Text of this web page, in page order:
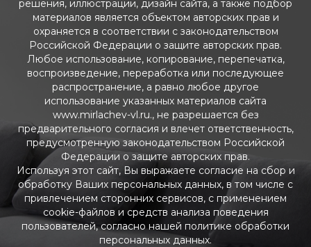
решения, иллюстрации, дизайн сайта, а также подбор
материалов является объектом авторских прав и
охраняется в соответствии с законодательством
Российской Федерации о защите авторских прав.
Любое использование, копирование, перепечатка,
воспроизведение, переработка или последующее
распространение, а равно любое другое
использование указанных материалов сайта
www.mirlachev-vl.ru., не разрешается без
предварительного согласия и влечет ответственность,
предусмотренную законодательством Российской
Федерации о защите авторских прав.
Используя этот сайт, Вы выражаете согласие на сбор и
обработку Ваших персональных данных, в том числе с
привлечением сторонних сервисов, с применением
cookie-файлов и средств анализа поведения
пользователей, согласно нашей политике обработки
персональных данных.